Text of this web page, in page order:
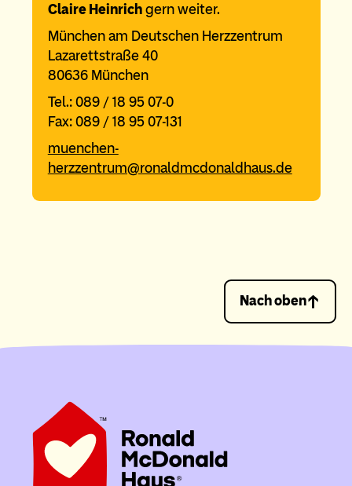
Claire Heinrichgern weiter.
München am Deutschen Herzzentrum
Lazarettstraße 40
80636 München
Tel.: 089 / 18 95 07-0
Fax: 089 / 18 95 07-131
muenchen-
herzzentrum@ronaldmcdonaldhaus.de
Nach oben